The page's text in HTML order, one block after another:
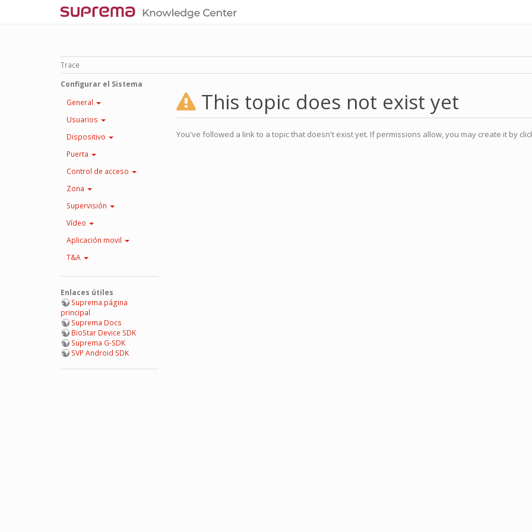
Trace
Configurar el Sistema
General
Usuarios
Dispositivo
Puerta
Control de acceso
Zona
Supervisión
Vídeo
Aplicación movil
T&A
Enlaces útiles
Suprema página
principal
Suprema Docs
BioStar Device SDK
Suprema G-SDK
SVP Android SDK
This topic does not exist yet
You've followed a link to a topic that doesn't exist yet. If permissions allow, you may create it by